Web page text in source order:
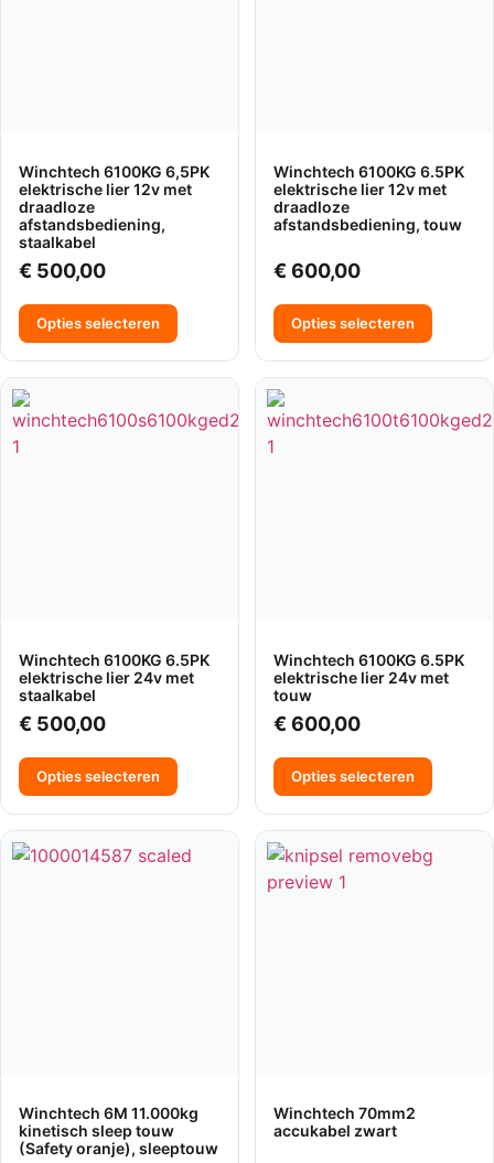
Winchtech 6100KG 6,5PK
elektrische lier 12v met
draadloze
afstandsbediening,
staalkabel
€ 500,00
Opties selecteren
Winchtech 6100KG 6.5PK
elektrische lier 12v met
draadloze
afstandsbediening, touw
€600,00
Opties selecteren
Winchtech 6100KG 6.5PK
elektrische lier 24v met
staalkabel
€ 500,00
Opties selecteren
Winchtech 6100KG 6.5PK
elektrische lier 24v met
touw
€600,00
Opties selecteren
Winchtech 6M 11.000kg
kinetisch sleep touw
(Safety oranje), sleeptouw
Winchtech 70mm2
accukabel zwart